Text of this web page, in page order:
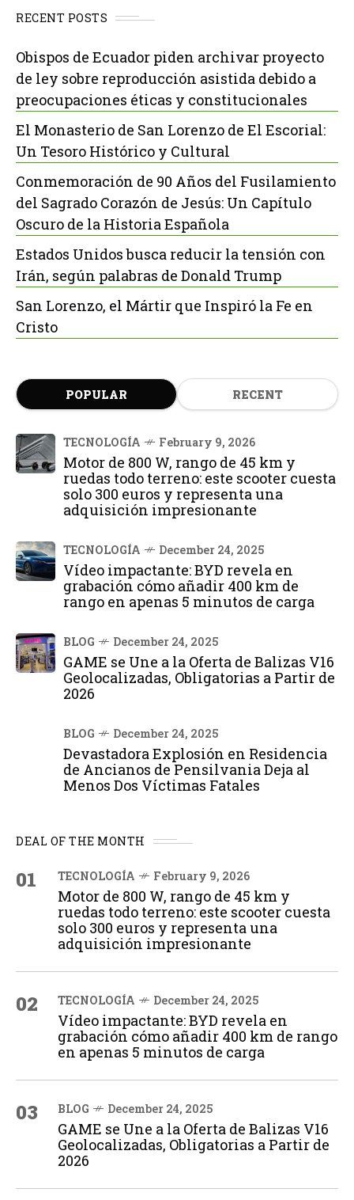
RECENT POSTS
Obispos de Ecuador piden archivar proyecto
de ley sobre reproducción asistida debido a
preocupaciones éticas y constitucionales
El Monasterio de San Lorenzo de El Escorial:
Un Tesoro Histórico y Cultural
Conmemoración de 90 Años del Fusilamiento
del Sagrado Corazón de Jesús: Un Capítulo
Oscuro de la Historia Española
Estados Unidos busca reducir la tensión con
Irán, según palabras de Donald Trump
San Lorenzo, el Mártir que Inspiró la Fe en
Cristo
POPULAR RECENT
TECNOLOGÍA February 9, 2026
Motor de 800 W, rango de 45 km y
ruedas todo terreno: este scooter cuesta
solo 300 euros y representa una
adquisición impresionante
TECNOLOGÍA December 24, 2025
Vídeo impactante: BYD revela en
grabación cómo añadir 400 km de
rango en apenas 5 minutos de carga
BLOG December 24, 2025
GAME se Une a la Oferta de Balizas V16
Geolocalizadas, Obligatorias a Partir de
2026
BLOG December 24, 2025
Devastadora Explosión en Residencia
de Ancianos de Pensilvania Deja al
Menos Dos Víctimas Fatales
DEAL OF THE MONTH
01 TECNOLOGÍA February 9, 2026
Motor de 800 W, rango de 45 km y
ruedas todo terreno: este scooter cuesta
solo 300 euros y representa una
adquisición impresionante
02 TECNOLOGÍA December 24, 2025
Vídeo impactante: BYD revela en
grabación cómo añadir 400 km de rango
en apenas 5 minutos de carga
03 BLOG December 24, 2025
GAME se Une a la Oferta de Balizas V16
Geolocalizadas, Obligatorias a Partir de
2026